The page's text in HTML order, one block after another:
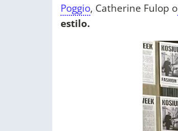
Poggio, Catherine Fulop o
estilo.